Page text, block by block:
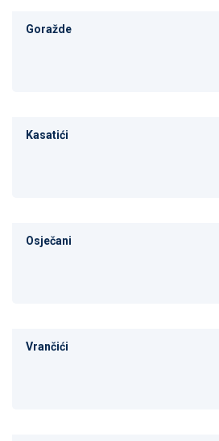
Goražde
Kasatići
Osječani
Vrančići